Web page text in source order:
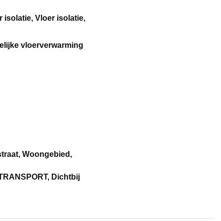
isolatie, Vloer isolatie,
vloerverwarming
Woongebied,
Dichtbij